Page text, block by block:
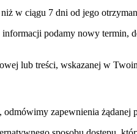
w ciągu 7 dni od jego
podamy nowy
lub treści, wskazanej w
zapewnienia żądanej